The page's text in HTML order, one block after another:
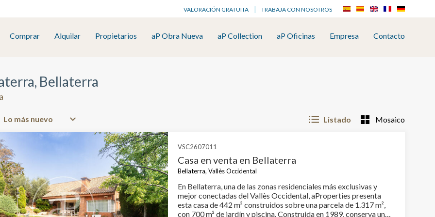
VALORACIÓN GRATUITA TRABAJA CON NOSOTROS
Comprar Alquilar Propietarios aP Obra Nueva aP Collection aP Oficinas Empresa Contacto
Bellaterra
Listado Mosaico
VSC2607011
Casa en venta en Bellaterra
Bellaterra, Vallès Occidental
En Bellaterra, una de las zonas residenciales más exclusivas y
mejor conectadas del Vallès Occidental, aProperties presenta
esta casa de 442 m² construidos sobre una parcela de 1.317 m²,
con 700 m² de jardín y piscina. Construida en 1989, conserva un